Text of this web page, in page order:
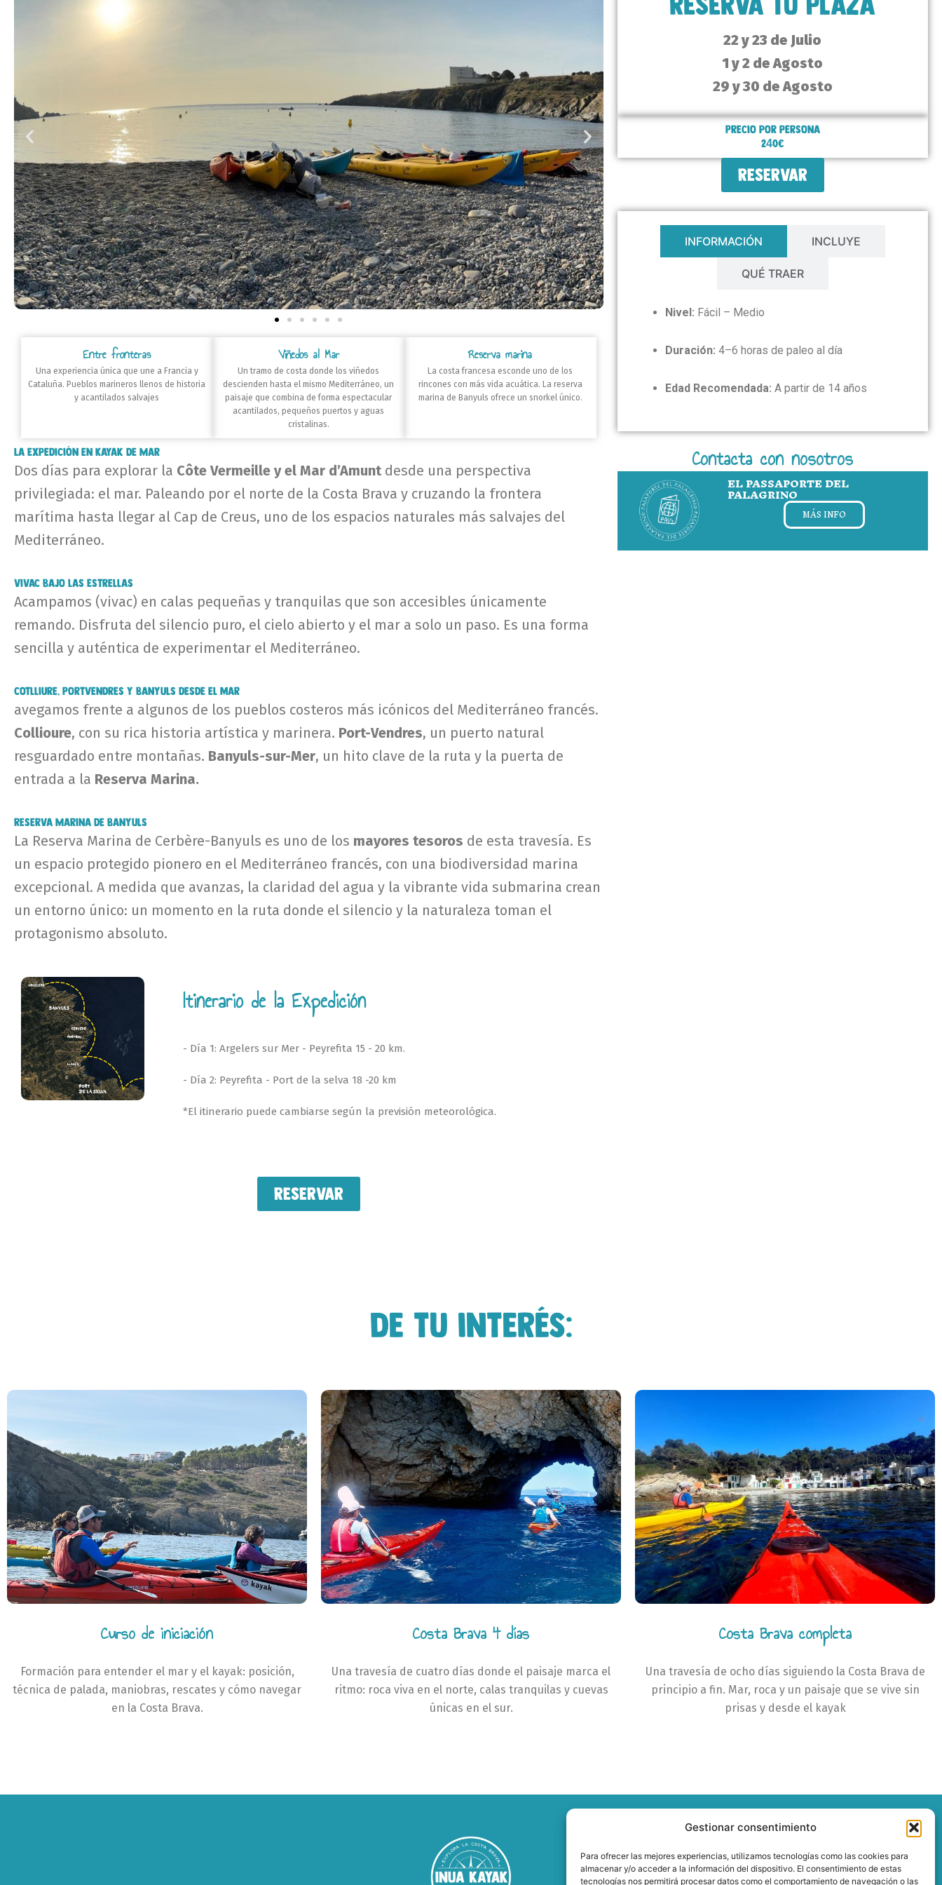
Gestionar consentimiento
Para ofrecer las mejores experiencias, utilizamos tecnologías como las cookies para
almacenar y/o acceder a la información del dispositivo. El consentimiento de estas
tecnologías nos permitirá procesar datos como el comportamiento de navegación o las
Entre fronteras
Una experiencia única que une a Francia y
Cataluña. Pueblos marineros llenos de historia
y acantilados salvajes
Viñedos al Mar
Un tramo de costa donde los viñedos
descienden hasta el mismo Mediterráneo, un
paisaje que combina de forma espectacular
acantilados, pequeños puertos y aguas
cristalinas.
Reserva marina
La costa francesa esconde uno de los
rincones con más vida acuática. La reserva
marina de Banyuls ofrece un snorkel único.
La Expedición en Kayak de Mar
Dos días para explorar la Côte Vermeille y el Mar d’Amunt desde una perspectiva
privilegiada: el mar. Paleando por el norte de la Costa Brava y cruzando la frontera
marítima hasta llegar al Cap de Creus, uno de los espacios naturales más salvajes del
Mediterráneo.
Vivac Bajo las Estrellas
Acampamos (vivac) en calas pequeñas y tranquilas que son accesibles únicamente
remando. Disfruta del silencio puro, el cielo abierto y el mar a solo un paso. Es una forma
sencilla y auténtica de experimentar el Mediterráneo.
Cotlliure, Portvendres y Banyuls desde el mar
avegamos frente a algunos de los pueblos costeros más icónicos del Mediterráneo francés.
Collioure, con su rica historia artística y marinera. Port-Vendres, un puerto natural
resguardado entre montañas. Banyuls-sur-Mer, un hito clave de la ruta y la puerta de
entrada a la Reserva Marina.
Reserva Marina de Banyuls
La Reserva Marina de Cerbère-Banyuls es uno de los mayores tesoros de esta travesía. Es
un espacio protegido pionero en el Mediterráneo francés, con una biodiversidad marina
excepcional. A medida que avanzas, la claridad del agua y la vibrante vida submarina crean
un entorno único: un momento en la ruta donde el silencio y la naturaleza toman el
protagonismo absoluto.
Itinerario de la Expedición
- Día 1: Argelers sur Mer - Peyrefita 15 - 20 km.
- Día 2: Peyrefita - Port de la selva 18 -20 km
*El itinerario puede cambiarse según la previsión meteorológica.
RESERVAR
22 y 23 de Julio
1 y 2 de Agosto
29 y 30 de Agosto
Precio por persona
240€
RESERVAR
INFORMACIÓN INCLUYE
QUÉ TRAER
Nivel: Fácil – Medio
Duración: 4–6 horas de paleo al día
Edad Recomendada: A partir de 14 años
Contacta con nosotros
EL PASSAPORTE DEL
PALAGRINO
MÁS INFO
De tu interés:
Curso de iniciación
Formación para entender el mar y el kayak: posición,
técnica de palada, maniobras, rescates y cómo navegar
en la Costa Brava.
Costa Brava 4 días
Una travesía de cuatro días donde el paisaje marca el
ritmo: roca viva en el norte, calas tranquilas y cuevas
únicas en el sur.
Costa Brava completa
Una travesía de ocho días siguiendo la Costa Brava de
principio a fin. Mar, roca y un paisaje que se vive sin
prisas y desde el kayak